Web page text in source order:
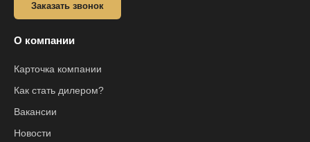
Заказать звонок
О компании
Карточка компании
Как стать дилером?
Вакансии
Новости